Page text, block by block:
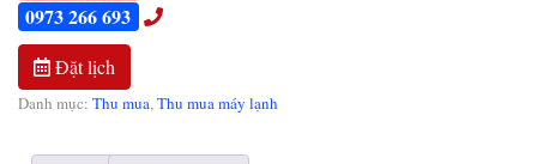
0973 266 693
Đặt lịch
Danh mục: Thu mua,Thu mua máy lạnh